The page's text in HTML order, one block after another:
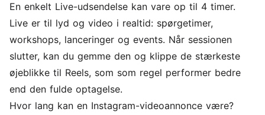
En enkelt Live-udsendelse kan vare op til 4 timer.
Live er til lyd og video i realtid: spørgetimer,
workshops, lanceringer og events. Når sessionen
slutter, kan du gemme den og klippe de stærkeste
øjeblikke til Reels, som som regel performer bedre
end den fulde optagelse.
Hvor lang kan en Instagram-videoannonce være?